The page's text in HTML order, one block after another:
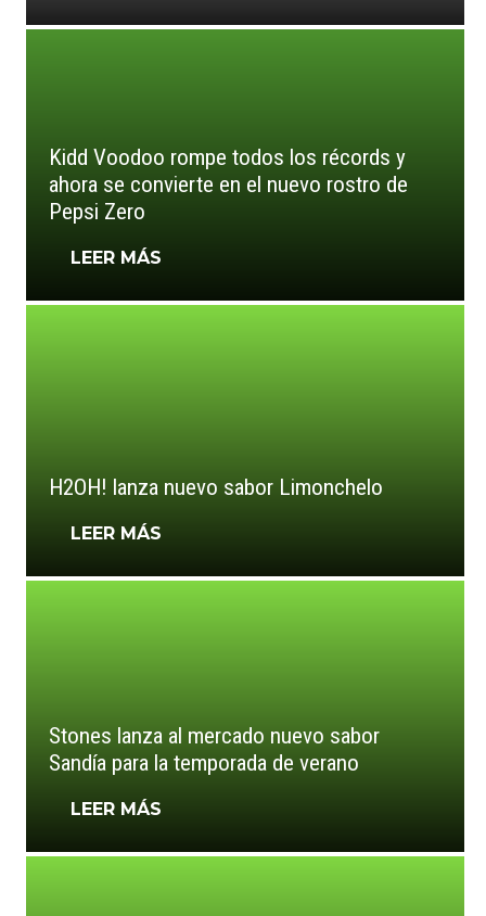
Kidd Voodoo rompe todos los récords y
ahora se convierte en el nuevo rostro de
Pepsi Zero
LEER MÁS
H2OH! lanza nuevo sabor Limonchelo
LEER MÁS
Stones lanza al mercado nuevo sabor
Sandía para la temporada de verano
LEER MÁS